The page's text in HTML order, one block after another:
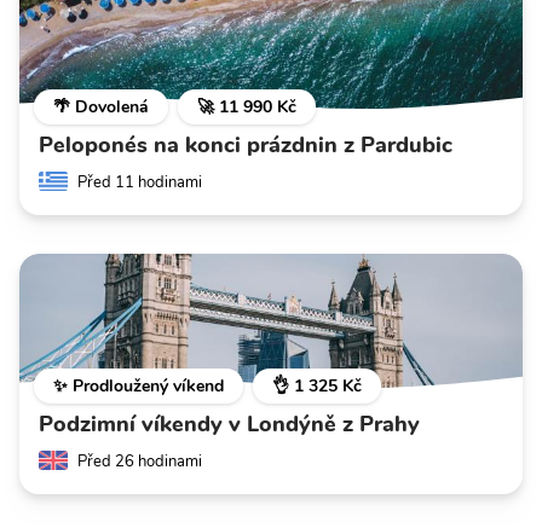
🌴 Dovolená 🚀 11 990 Kč
Peloponés na konci prázdnin z Pardubic
Před 11 hodinami
✨ Prodloužený víkend 👌 1 325 Kč
Podzimní víkendy v Londýně z Prahy
Před 26 hodinami